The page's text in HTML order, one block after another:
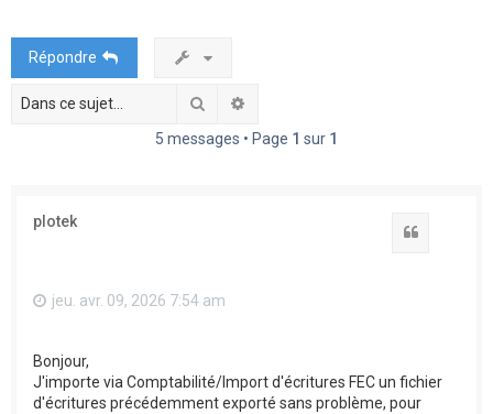
Répondre
Rechercher
5 messages • Page 1 sur 1
plotek
jeu. avr. 09, 2026 7:54 am
Bonjour,
J'importe via Comptabilité/Import d'écritures FEC un fichier
d'écritures précédemment exporté sans problème, pour